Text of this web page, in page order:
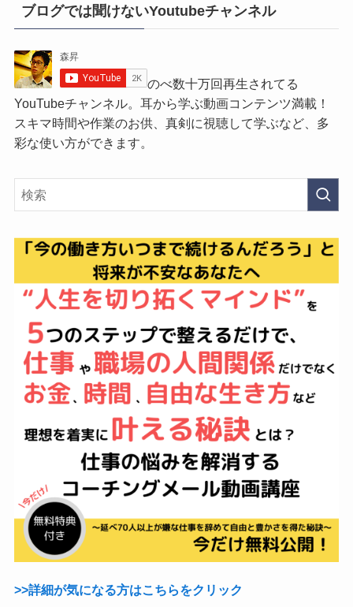
ブログでは聞けないYoutubeチャンネル
のべ数十万回再生されてる
YouTubeチャンネル。耳から学ぶ動画コンテンツ満載！
スキマ時間や作業のお供、真剣に視聴して学ぶなど、多
彩な使い方ができます。
>>詳細が気になる方はこちらをクリック